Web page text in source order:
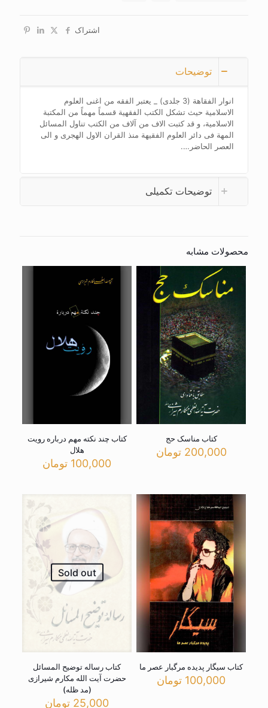
اشتراک
توضیحات
انوار الفقاهة (3 جلدی) _ یعتبر الفقه من اغنی العلوم
الاسلامیة حیث تشکل الکتب الفقهیة قسماً مهماً من المکتبة
الاسلامیة، و قد کتبت الاف من آلاف من الکتب تناول المسائل
المهة فی دائر العلوم الفقیهة منذ القران الاول الهجری و الی
العصر الحاضر….
توضیحات تکمیلی
محصولات مشابه
کتاب مناسک حج
200,000 تومان
کتاب چند نکته مهم درباره رویت
هلال
100,000 تومان
کتاب سیگار پدیده مرگبار عصر ما
100,000 تومان
Sold out
کتاب رساله توضیح المسائل
حضرت آیت الله مکارم شیرازی
(مد ظله)
25,000 تومان